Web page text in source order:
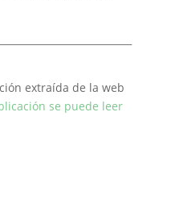
extraída de la web
se puede leer